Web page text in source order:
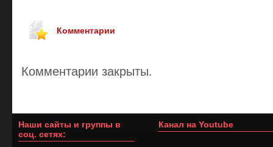
Комментарии
Комментарии закрыты.
Наши сайты и группы в
соц. сетях:
Канал на Youtube